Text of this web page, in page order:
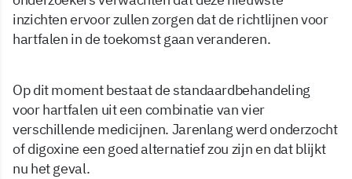
inzichten ervoor zullen zorgen dat de richtlijnen voor
hartfalen in de toekomst gaan veranderen.
Op dit moment bestaat de standaardbehandeling
voor hartfalen uit een combinatie van vier
verschillende medicijnen. Jarenlang werd onderzocht
of digoxine een goed alternatief zou zijn en dat blijkt
nu het geval.